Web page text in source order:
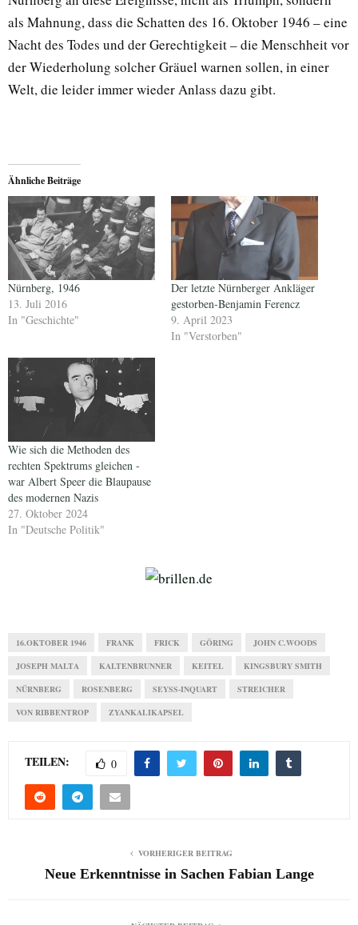
als Mahnung, dass die Schatten des 16. Oktober 1946 – eine
Nacht des Todes und der Gerechtigkeit – die Menschheit vor
der Wiederholung solcher Gräuel warnen sollen, in einer
Welt, die leider immer wieder Anlass dazu gibt.
Ähnliche Beiträge
Nürnberg, 1946
13. Juli 2016
In "Geschichte"
Der letzte Nürnberger Ankläger
gestorben-Benjamin Ferencz
9. April 2023
In "Verstorben"
Wie sich die Methoden des
rechten Spektrums gleichen -
war Albert Speer die Blaupause
des modernen Nazis
27. Oktober 2024
In "Deutsche Politik"
16.OKTOBER 1946 FRANK FRICK GÖRING JOHN C.WOODS
JOSEPH MALTA KALTENBRUNNER KEITEL KINGSBURY SMITH
NÜRNBERG ROSENBERG SEYSS-INQUART STREICHER
VON RIBBENTROP ZYANKALIKAPSEL
TEILEN: 0
VORHERIGER BEITRAG
Neue Erkenntnisse in Sachen Fabian Lange